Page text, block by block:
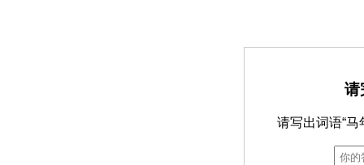
请
请写出词语“